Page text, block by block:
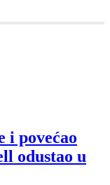
i povećao
odustao u